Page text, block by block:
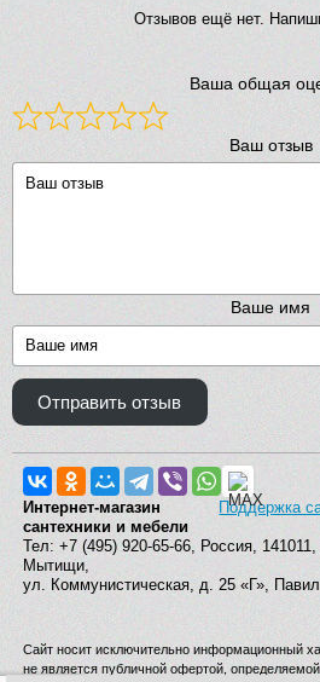
Отзывов ещё нет.
Ваша общая
Ваш отзыв
Ваше имя
Отправить отзыв
Поддержка
Интернет-магазин
сантехники и мебели
Тел: +7 (495) 920-65-66, Россия, 141011,
Мытищи,
ул. Коммунистическая, д. 25 «Г»,
Сайт носит исключительно информационный
не является публичной офертой,